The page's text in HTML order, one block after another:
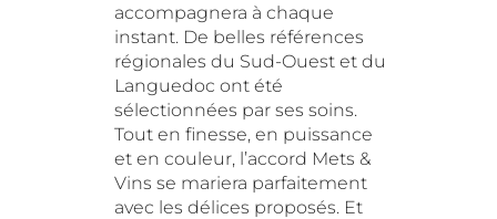
accompagnera à chaque
instant. De belles références
régionales du Sud-Ouest et du
Languedoc ont été
sélectionnées par ses soins.
Tout en finesse, en puissance
et en couleur, l’accord Mets &
Vins se mariera parfaitement
avec les délices proposés. Et